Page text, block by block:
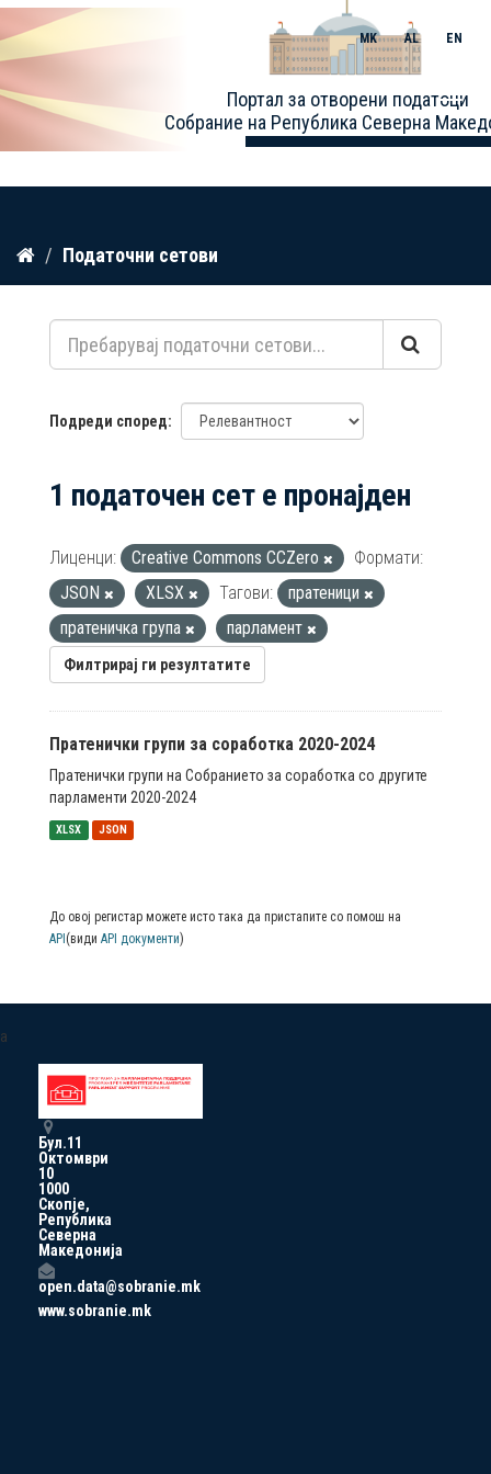
Прескокнете
содржина
Портал за отворени податоци
Собрание на Република Северна
MK AL EN
Toggle
Податочни сетови
Подреди според
1 податочен сет е пронајден
Лиценци: Creative Commons CCZero
Формати:
JSON
XLSX Тагови:
пратеници
пратеничка група
парламент
Филтрирај ги резултатите
Пратенички групи за соработка 2020-2024
Пратенички групи на Собранието за соработка со другите
парламенти 2020-2024
XLSX JSON
До овој регистар можете исто така да пристапите со помош на
API (види API документи)
a
Бул.11
Октомври
10
1000
Скопје,
Република
Северна
Македонија
open.data@sobranie.mk
www.sobranie.mk